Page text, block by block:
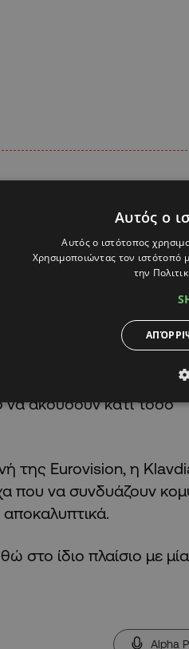
θα εκτιμήσει την
«Εγώ θεωρώ
αμιγώς ελληνικό. Από
διαπιστώνω ότι
να ακούσουν κάτι τόσο
της Eurovision, η
που να συνδυάζουν
αποκαλυπτικά.
στο ίδιο πλαίσιο με
Alpha
Αυτός ο
Αυτός ο ιστότοπος
Χρησιμοποιώντας τον ιστότοπό
την